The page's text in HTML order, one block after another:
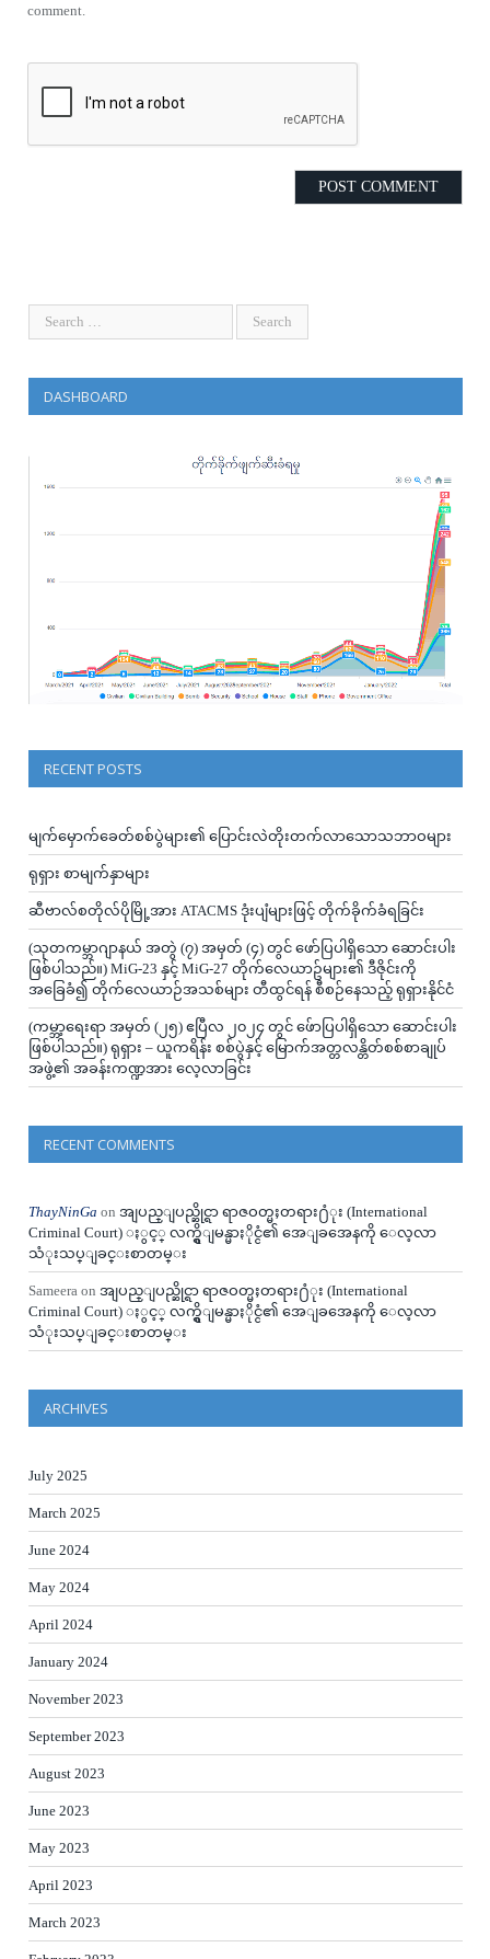
comment.
DASHBOARD
RECENT POSTS
မျက်မှောက်ခေတ်စစ်ပွဲများ၏ ပြောင်းလဲတိုးတက်လာသောသဘာဝများ
ရုရှား စာမျက်နှာများ
ဆီဗာလ်စတိုလ်ပိုမြို့အား ATACMS ဒုံးပျံများဖြင့် တိုက်ခိုက်ခံရခြင်း
(သုတကမ္ဘာဂျာနယ် အတွဲ (၇) အမှတ် (၄) တွင် ဖော်ပြပါရှိသော ဆောင်းပါး
ဖြစ်ပါသည်။) MiG-23 နှင့် MiG-27 တိုက်လေယာဥ်များ၏ ဒီဇိုင်းကို
အခြေခံ၍ တိုက်လေယာဉ်အသစ်များ တီထွင်ရန် စီစဉ်နေသည့် ရုရှားနိုင်ငံ
(ကမ္ဘာ့ရေးရာ အမှတ် (၂၅) ဧပြီလ ၂၀၂၄ တွင် ဖ်ောပြပါရှိသော ဆောင်းပါး
ဖြစ်ပါသည်။) ရုရှား – ယူကရိန်း စစ်ပွဲနှင့် မြောက်အတ္တလန္တိတ်စစ်စာချုပ်
အဖွဲ့၏ အခန်းကဏ္ဍအား လေ့လာခြင်း
RECENT COMMENTS
ThayNinGa on အျပည္ျပည္ဆိုင္ရာ ရာဇဝတ္မႈတရား႐ံုး (International
Criminal Court) ႏွင့္ လက္ရွိျမန္မာႏိုင္ငံ၏ အေျခအေနကို ေလ့လာ
သံုးသပ္ျခင္းစာတမ္း
Sameera on အျပည္ျပည္ဆိုင္ရာ ရာဇဝတ္မႈတရား႐ံုး (International
Criminal Court) ႏွင့္ လက္ရွိျမန္မာႏိုင္ငံ၏ အေျခအေနကို ေလ့လာ
သံုးသပ္ျခင္းစာတမ္း
ARCHIVES
July 2025
March 2025
June 2024
May 2024
April 2024
January 2024
November 2023
September 2023
August 2023
June 2023
May 2023
April 2023
March 2023